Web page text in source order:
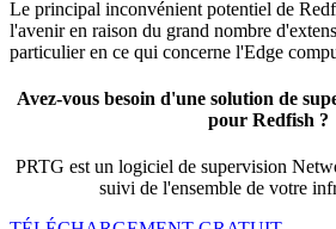
Le principal inconvénient potentiel de
l'avenir en raison du grand nombre
particulier en ce qui concerne l'Edge
Avez-vous besoin d'une solution de
pour Redfish ?
PRTG est un logiciel de supervision
suivi de l'ensemble de votre